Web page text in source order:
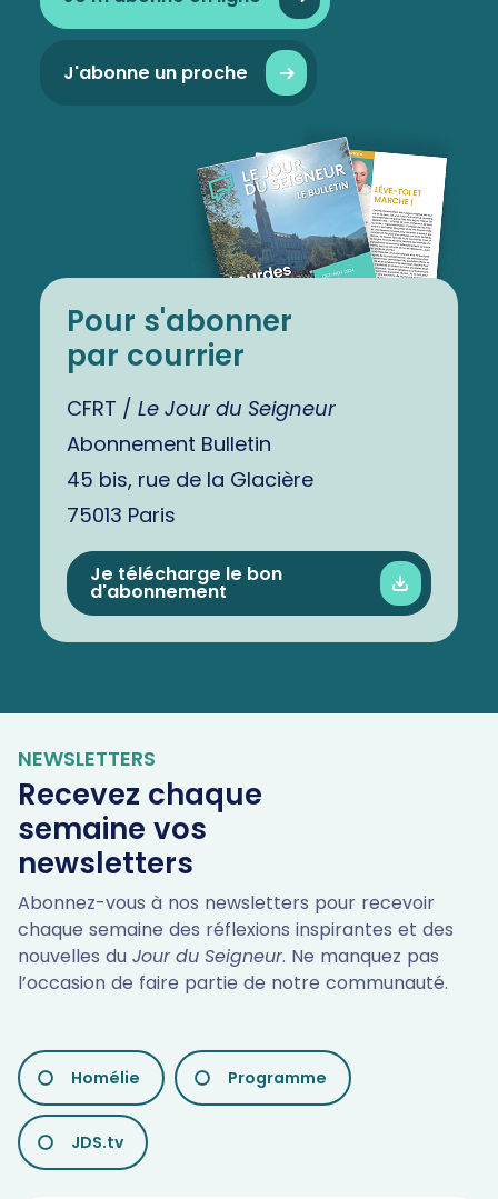
J'abonne un proche
Pour s'abonner
par courrier
CFRT / Le Jour du Seigneur
Abonnement Bulletin
45 bis, rue de la Glacière
75013 Paris
Je télécharge le bon
d'abonnement
NEWSLETTERS
Recevez chaque
semaine vos
newsletters
Abonnez-vous à nos newsletters pour recevoir
chaque semaine des réflexions inspirantes et des
nouvelles du Jour du Seigneur. Ne manquez pas
l’occasion de faire partie de notre communauté.
LES
DIFFÉRENTES
NEWSLETTERS
Homélie Programme
JDS.tv